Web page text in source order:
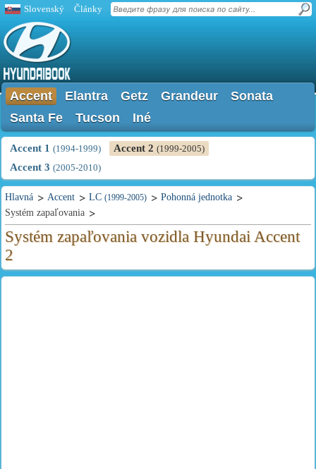
Slovenský Články
Accent Elantra Getz Grandeur
Sonata
Santa Fe
Tucson Iné
Accent 1 (1994-1999) Accent 2 (1999-2005)
Accent 3 (2005-2010)
Hlavná Accent LC (1999-2005)
Pohonná jednotka
Systém zapaľovania
Systém zapaľovania vozidla Hyundai Accent
2